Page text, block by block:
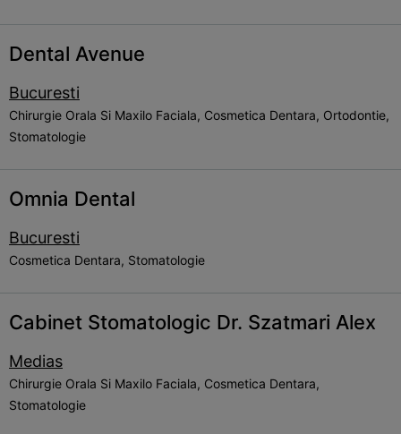
Dental Avenue
Bucuresti
Chirurgie Orala Si Maxilo Faciala, Cosmetica Dentara, Ortodontie,
Stomatologie
Omnia Dental
Bucuresti
Cosmetica Dentara, Stomatologie
Cabinet Stomatologic Dr. Szatmari Alex
Medias
Chirurgie Orala Si Maxilo Faciala, Cosmetica Dentara,
Stomatologie